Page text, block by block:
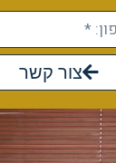
צור קשר